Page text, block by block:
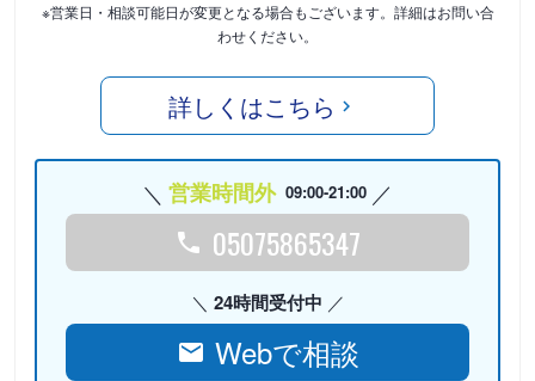
※営業日・相談可能日が変更となる場合もございます。詳細はお問い合
わせください。
詳しくはこちら
営業時間外 09:00-21:00
05075865347
24時間受付中
Webで相談